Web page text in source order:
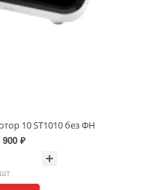
10 ST1010 без ФН
900 ₽
шт